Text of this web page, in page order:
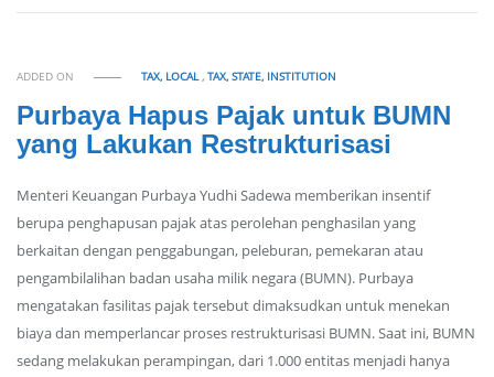
ADDED ON TAX, LOCAL,TAX, STATE, INSTITUTION
Purbaya Hapus Pajak untuk BUMN
yang Lakukan Restrukturisasi
Menteri Keuangan Purbaya Yudhi Sadewa memberikan insentif
berupa penghapusan pajak atas perolehan penghasilan yang
berkaitan dengan penggabungan, peleburan, pemekaran atau
pengambilalihan badan usaha milik negara (BUMN). Purbaya
mengatakan fasilitas pajak tersebut dimaksudkan untuk menekan
biaya dan memperlancar proses restrukturisasi BUMN. Saat ini, BUMN
sedang melakukan perampingan, dari 1.000 entitas menjadi hanya